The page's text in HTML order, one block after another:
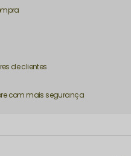
de clientes
com mais segurança